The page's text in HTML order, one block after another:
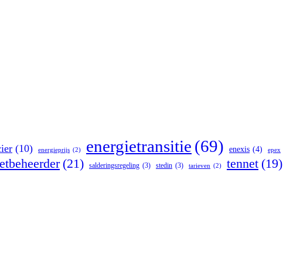
(10) energieprijs (2) energietransitie (69) enexis (4) epex
(21) salderingsregeling (3) stedin (3) tarieven (2) tennet (19)